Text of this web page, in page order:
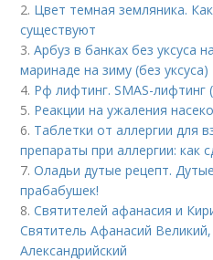
2. Цвет темная земляника.
существуют
3.Арбуз в банках без уксуса
маринаде на зиму (без уксуса)
4. Рф лифтинг. SMAS-лифтинг
5. Реакции на ужаления
6. Таблетки от аллергии для
препараты при аллергии: как
7.Оладьи дутые рецепт.
прабабушек!
8.Святителей афанасия и
Святитель Афанасий Великий,
Александрийский